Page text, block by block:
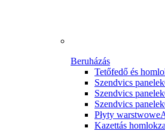
Beruházás
Tetőfedő és
Szendvics panelek
Szendvics panelek
Szendvics panelek
Płyty warstwowe
Kazettás